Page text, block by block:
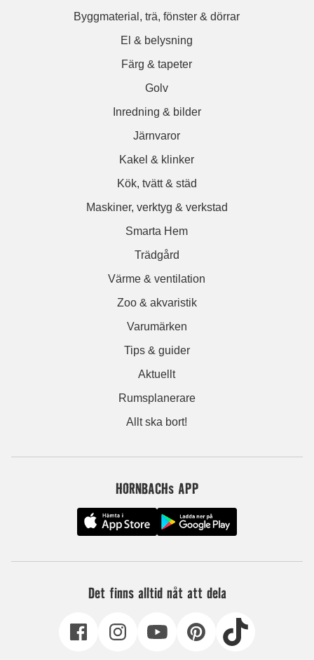
Byggmaterial, trä, fönster & dörrar
El & belysning
Färg & tapeter
Golv
Inredning & bilder
Järnvaror
Kakel & klinker
Kök, tvätt & städ
Maskiner, verktyg & verkstad
Smarta Hem
Trädgård
Värme & ventilation
Zoo & akvaristik
Varumärken
Tips & guider
Aktuellt
Rumsplanerare
Allt ska bort!
HORNBACHs APP
Det finns alltid nåt att dela